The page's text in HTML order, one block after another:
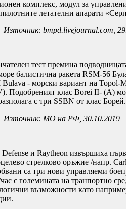
комплекс, модул за
летателни апарати
Източник: bmpd.livejournal.com,
тест премина
балистична ракета RSM-56
Bulava - морски вариант на Topol-
Подобреният клас Borei II- (A)
с три SSBN от клас Борей.
Източник: МО на РФ, 30.10.2019
Defense и Raytheon извършиха
стрелково оръжие /напр.
са три нови управляеми
с големината на транпортно
възможности като